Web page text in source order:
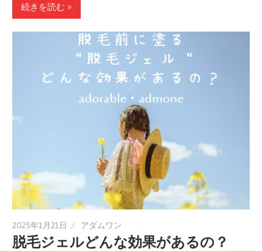
続きを読む »
2025年1月21日 アダムワン
脱毛ジェルどんな効果があるの？